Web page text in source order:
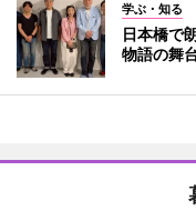
学ぶ・知る
日本橋で
物語の舞